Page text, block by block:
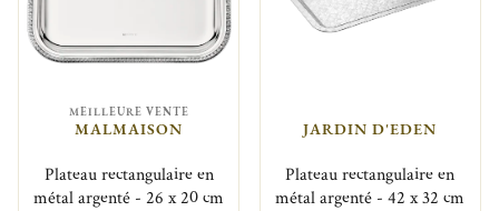
MEILLEURE VENTE
MALMAISON
Plateau rectangulaire en
métal argenté - 26 x 20 cm
JARDIN D'EDEN
Plateau rectangulaire en
métal argenté - 42 x 32 cm